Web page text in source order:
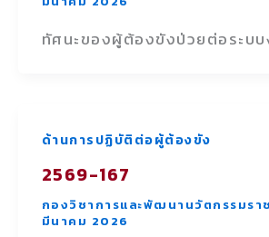
ทัศนะของผู้ต้องขังป่วยต่อระบบ
ด้านการปฏิบัติต่อผู้ต้องขัง
2569-167
กองวิชาการและพัฒนานวัตกรรมร
มีนาคม 2026